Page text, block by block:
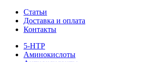
Статьи
Доставка и оплата
Контакты
5-HTP
Аминокислоты